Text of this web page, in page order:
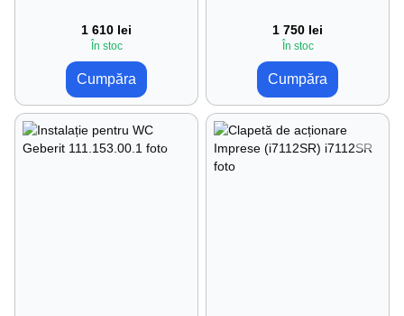
1 610 lei
În stoc
Cumpăra
1 750 lei
În stoc
Cumpăra